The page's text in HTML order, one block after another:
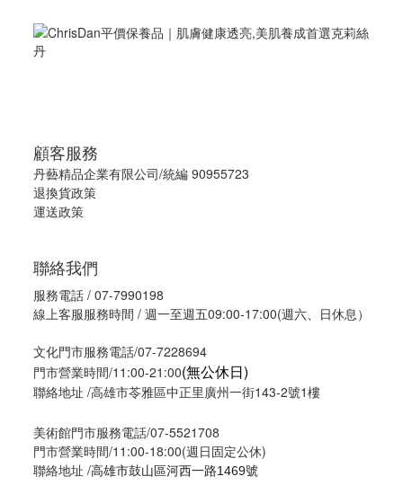
顧客服務
丹藝精品企業有限公司/統編 90955723
退換貨政策
運送政策
聯絡我們
服務電話 / 07-7990198
線上客服服務時間 / 週一至週五09:00-17:00(週六、日休息）
文化門市服務電話/07-7228694
門市營業時間/11:00-21:00(無公休日)
聯絡地址 /高雄市苓雅區中正里廣州一街143-2號1樓
美術館門市服務電話/07-5521708
門市營業時間/11:00-18:00(週日固定公休)
聯絡地址 /高雄市鼓山區河西一路1469號